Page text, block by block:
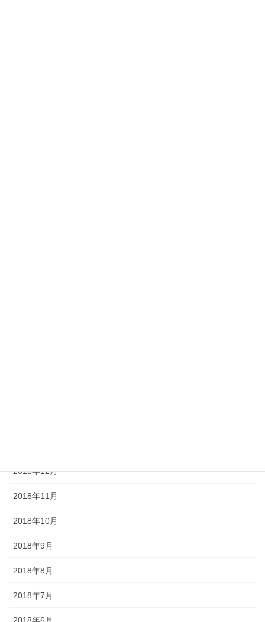
2018年12月
2018年11月
2018年10月
2018年9月
2018年8月
2018年7月
2018年6月